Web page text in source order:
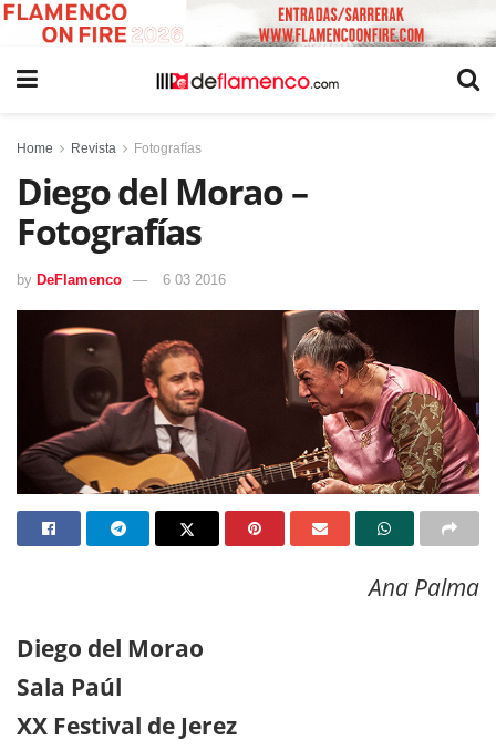
Home Revista Fotografías
Diego del Morao –
Fotografías
by DeFlamenco 6 03 2016
Ana Palma
Diego del Morao
Sala Paúl
XX Festival de Jerez